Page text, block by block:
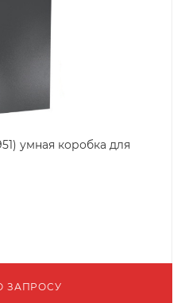
умная коробка для
ЗАПРОСУ